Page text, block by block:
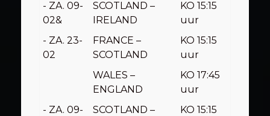
- ZA. 09-
02&
SCOTLAND –
IRELAND
KO 15:15
uur
- ZA. 23-
02
FRANCE –
SCOTLAND
KO 15:15
uur
WALES –
ENGLAND
KO 17:45
uur
- ZA. 09-
SCOTLAND –
KO 15:15